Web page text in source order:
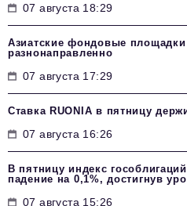
07 августа 18:29
Азиатские фондовые площадки
разнонаправленно
07 августа 17:29
Ставка RUONIA в пятницу
07 августа 16:26
В пятницу индекс
падение на 0,1%, достигнув
07 августа 15:26